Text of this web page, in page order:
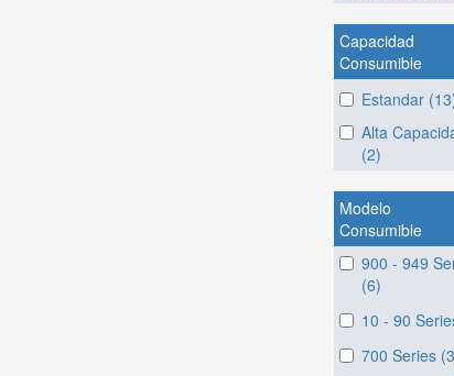
Capacidad
Consumible
Estandar
Alta
(2)
Modelo
Consumible
900 - 949
(6)
10 - 90
700 Series